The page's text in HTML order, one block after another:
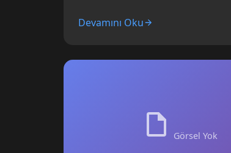
2026 yılında nasıl bir performans...
Devamını Oku
Görsel Yok